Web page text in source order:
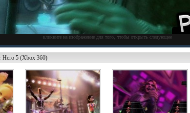
кликните на изображение для того, чтобы открыть следующее
Hero 5 (Xbox 360)